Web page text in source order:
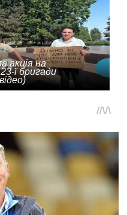
акція на
ї бригади